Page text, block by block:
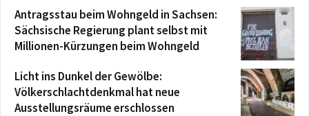
Antragsstau beim Wohngeld in Sachsen:
Sächsische Regierung plant selbst mit
Millionen-Kürzungen beim Wohngeld
Licht ins Dunkel der Gewölbe:
Völkerschlachtdenkmal hat neue
Ausstellungsräume erschlossen